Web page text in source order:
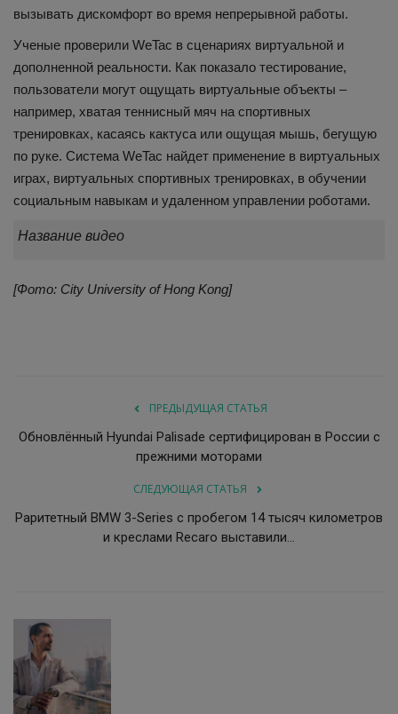
вызывать дискомфорт во время непрерывной работы.
Ученые проверили WeTac в сценариях виртуальной и
дополненной реальности. Как показало тестирование,
пользователи могут ощущать виртуальные объекты –
например, хватая теннисный мяч на спортивных
тренировках, касаясь кактуса или ощущая мышь, бегущую
по руке. Система WeTac найдет применение в виртуальных
играх, виртуальных спортивных тренировках, в обучении
социальным навыкам и удаленном управлении роботами.
Название видео
[Фото: City University of Hong Kong]
ПРЕДЫДУЩАЯ СТАТЬЯ
Обновлённый Hyundai Palisade сертифицирован в России с
прежними моторами
СЛЕДУЮЩАЯ СТАТЬЯ
Раритетный BMW 3-Series с пробегом 14 тысяч километров
и креслами Recaro выставили...